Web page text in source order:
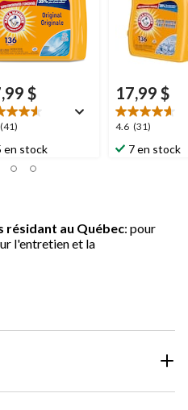
$
(41)
en stock
brassées,
17,99 $
4.6 (31)
4.6
étoile(s)
sur
7 en stock
résidant au Québec: pour
l'entretien et la